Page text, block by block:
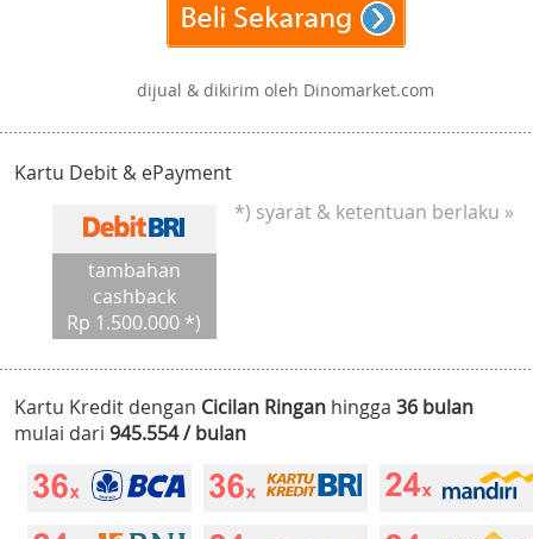
dijual & dikirim oleh Dinomarket.com
Kartu Debit & ePayment
tambahan
cashback
Rp 1.500.000 *)
*) syarat & ketentuan berlaku »
Kartu Kredit dengan Cicilan Ringan hingga 36 bulan
mulai dari 945.554 / bulan